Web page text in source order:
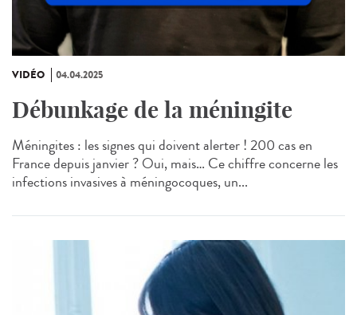
VIDÉO 04.04.2025
Débunkage de la méningite
Méningites : les signes qui doivent alerter ! 200 cas en
France depuis janvier ? Oui, mais… Ce chiffre concerne les
infections invasives à méningocoques, un...